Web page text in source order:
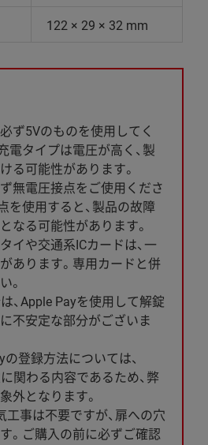
122 × 29 × 32 mm
ず5Vのものを使用してく
電タイプは電圧が高く、製
る可能性があります。
無電圧接点をご使用くださ
を使用すると、製品の故障
なる可能性があります。
イや交通系ICカードは、一
あります。専用カードと併
。
、Apple Payを使用して解錠
不安定な部分がございま
登録方法については、
関わる内容であるため、弊
外となります。
工事は不要ですが、扉への穴
。ご購入の前に必ずご確認